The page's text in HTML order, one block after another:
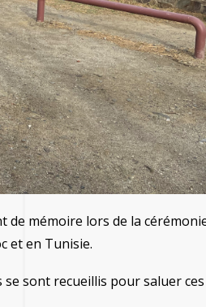
de mémoire lors de la
et en Tunisie.
sont recueillis pour saluer ces